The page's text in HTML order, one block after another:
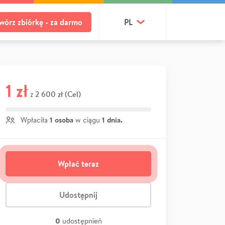
zbiórkę - za darmo PL
1 zł z 2 600 zł (Cel)
Wpłaciła 1 osoba w ciągu 1 dnia.
Wpłać teraz
Udostępnij
0 udostępnień